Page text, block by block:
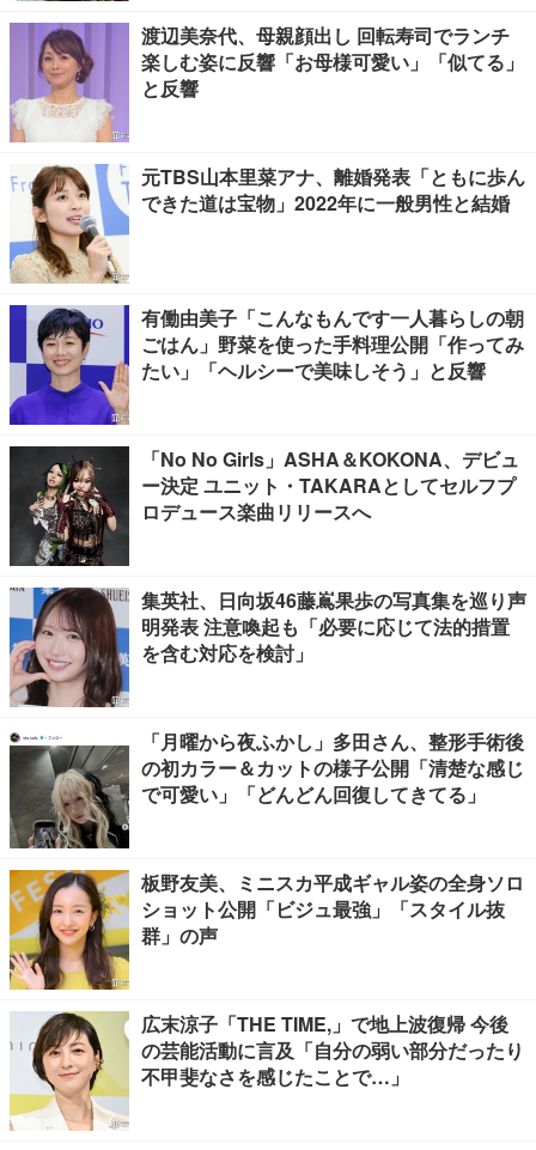
渡辺美奈代、母親顔出し 回転寿司でランチ
楽しむ姿に反響「お母様可愛い」「似てる」
と反響
元TBS山本里菜アナ、離婚発表「ともに歩ん
できた道は宝物」2022年に一般男性と結婚
有働由美子「こんなもんです一人暮らしの朝
ごはん」野菜を使った手料理公開「作ってみ
たい」「ヘルシーで美味しそう」と反響
「No No Girls」ASHA＆KOKONA、デビュ
ー決定 ユニット・TAKARAとしてセルフプ
ロデュース楽曲リリースへ
集英社、日向坂46藤嶌果歩の写真集を巡り声
明発表 注意喚起も「必要に応じて法的措置
を含む対応を検討」
「月曜から夜ふかし」多田さん、整形手術後
の初カラー＆カットの様子公開「清楚な感じ
で可愛い」「どんどん回復してきてる」
板野友美、ミニスカ平成ギャル姿の全身ソロ
ショット公開「ビジュ最強」「スタイル抜
群」の声
広末涼子「THE TIME,」で地上波復帰 今後
の芸能活動に言及「自分の弱い部分だったり
不甲斐なさを感じたことで…」